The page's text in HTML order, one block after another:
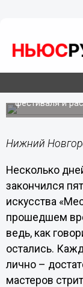
Никита
Новгорода
Художник
фестиваля и
Нижний
Несколько
закончился
искусства
прошедшем
ведь, как
остались.
лично –
мастеров